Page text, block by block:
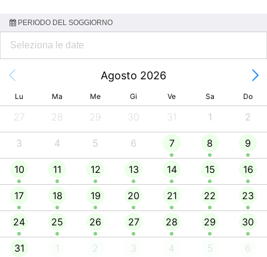
PERIODO DEL SOGGIORNO
Agosto 2026
Lu Ma Me Gi Ve Sa Do
27 28 29 30 31 1 2
3 4 5 6 7 8 9
10 11 12 13 14 15 16
17 18 19 20 21 22 23
24 25 26 27 28 29 30
31 1 2 3 4 5 6